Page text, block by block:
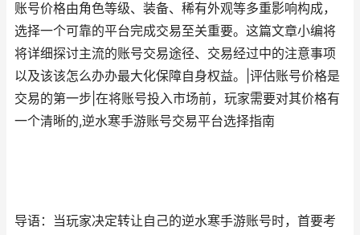
账号价格由角色等级、装备、稀有外观等多重影响构成，
选择一个可靠的平台完成交易至关重要。这篇文章小编将
将详细探讨主流的账号交易途径、交易经过中的注意事项
以及该该怎么办办最大化保障自身权益。|评估账号价格是
交易的第一步|在将账号投入市场前，玩家需要对其价格有
一个清晰的,逆水寒手游账号交易平台选择指南
导语：当玩家决定转让自己的逆水寒手游账号时，首要考